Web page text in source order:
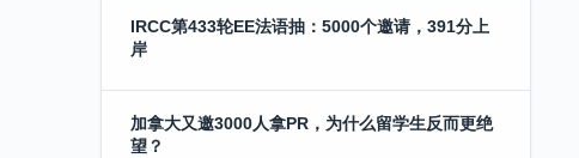
IRCC第433轮EE法语抽：5000个邀请，391分上
岸
加拿大又邀3000人拿PR，为什么留学生反而更绝
望？